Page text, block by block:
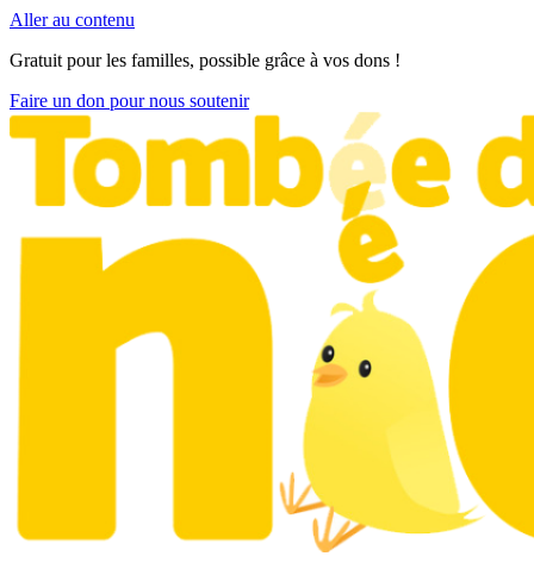
Aller au contenu
Gratuit pour les familles, possible grâce à vos dons !
Faire un don pour nous soutenir